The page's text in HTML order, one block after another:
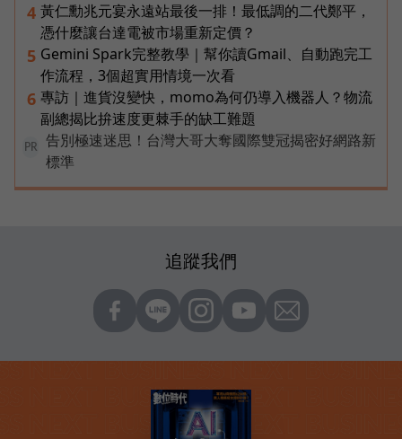
4 黃仁勳兆元宴永遠站最後一排！最低調的二代鄭平，
憑什麼讓台達電被市場重新定價？
5 Gemini Spark完整教學｜幫你讀Gmail、自動跑完工
作流程，3個超實用情境一次看
6 專訪｜進貨沒變快，momo為何仍導入機器人？物流
副總揭比拚速度更棘手的缺工難題
PR
告別極速迷思！台灣大哥大奪國際雙冠揭密好網路新
標準
追蹤我們